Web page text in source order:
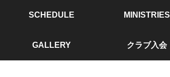
SCHEDULE MINISTRIES
GALLERY クラブ入会